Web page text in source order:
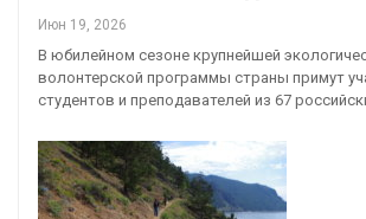
Июн 19, 2026
В юбилейном сезоне крупнейшей
волонтерской программы страны примут
студентов и преподавателей из 67